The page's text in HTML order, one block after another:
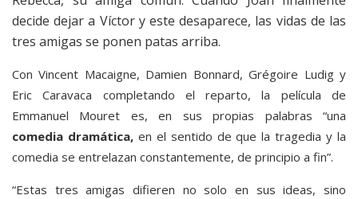
decide dejar a Víctor y este desaparece, las vidas de las
tres amigas se ponen patas arriba.
Con Vincent Macaigne, Damien Bonnard, Grégoire Ludig y
Eric Caravaca completando el reparto, la película de
Emmanuel Mouret es, en sus propias palabras “una
comedia dramática,en el sentido de que la tragedia y la
comedia se entrelazan constantemente, de principio a fin”.
“Estas tres amigas difieren no solo en sus ideas, sino